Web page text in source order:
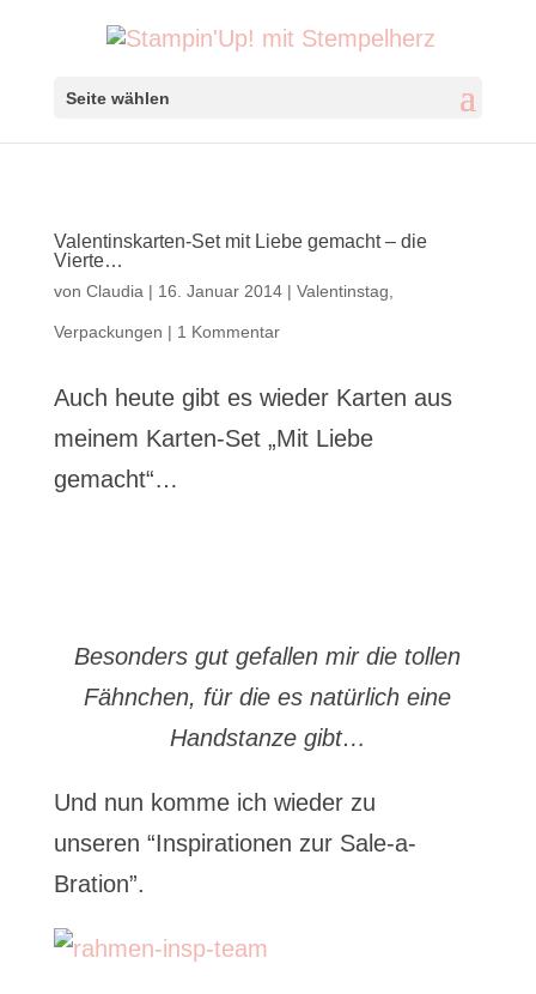
Seite wählen
Valentinskarten-Set mit Liebe gemacht – die
Vierte…
von Claudia | 16. Januar 2014| Valentinstag
Verpackungen | 1 Kommentar
Auch heute gibt es wieder Karten aus
meinem Karten-Set „Mit Liebe
gemacht“…
Besonders gut gefallen mir die tollen
Fähnchen, für die es natürlich eine
Handstanze gibt…
Und nun komme ich wieder zu
unseren “Inspirationen zur Sale-a-
Bration”.